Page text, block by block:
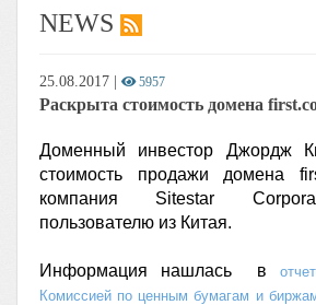
NEWS
25.08.2017 5957
Раскрыта стоимость домена
Доменный инвестор Джордж
стоимость продажи домена
компания Sitestar
пользователю из Китая.
Информация нашлась в
Комиссией по ценным бумагам и